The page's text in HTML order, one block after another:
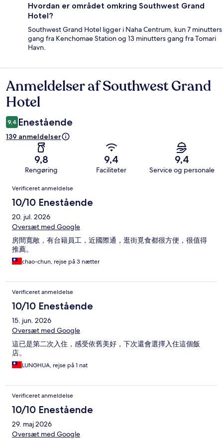
Hvordan er området omkring Southwest Grand
Hotel?
Southwest Grand Hotel ligger i Naha Centrum, kun 7 minutters
gang fra Kenchomae Station og 13 minutters gang fra Tomari
Havn.
Anmeldelser
Anmeldelser af Southwest Grand
Hotel
9,4 Enestående
139 anmeldelser
9,8
Rengøring
9,4
Faciliteter
9,4
Service og personale
Anmeldelser
Verificeret anmeldelse
10/10 Enestående
20. jul. 2026
Oversæt med Google
房間寬敞，有台籍員工，近國際通，逛街覓食都很方便，很值得
推薦。
chao-chun, rejse på 3 nætter
Verificeret anmeldelse
10/10 Enestående
15. jun. 2026
Oversæt med Google
這已是第二次入住，感受依舊美好，下次還會選擇入住這個飯
店。
LUNGHUA, rejse på 1 nat
Verificeret anmeldelse
10/10 Enestående
29. maj 2026
Oversæt med Google